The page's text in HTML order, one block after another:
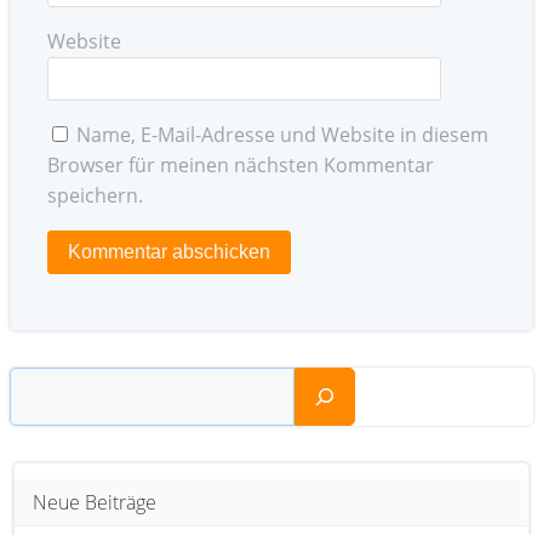
Website
Name, E-Mail-Adresse und Website in diesem
Browser für meinen nächsten Kommentar
speichern.
Suchen
Neue Beiträge